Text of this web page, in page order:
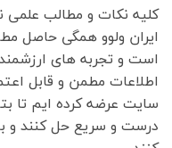
کلیه نکات و مطالب
ایران ولوو همگی حاصل
است و تجربه های
اطلاعات مطمن و قابل
سایت عرضه کرده ایم تا
درست و سریع حل کنند و